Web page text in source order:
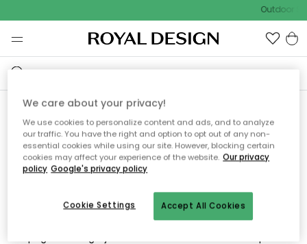
Outdoor
Sorry! De pagina waarnaar
je hebt gezocht kan niet
worden weergegeven.
We care about your privacy!
We use cookies to personalize content and ads, and to analyze
our traffic. You have the right and option to opt out of any non-
essential cookies while using our site. However, blocking certain
cookies may affect your experience of the website. Our privacy
policy Google's privacy policy
Accept All Cookies
Cookie Settings